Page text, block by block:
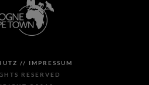
// IMPRESSUM
RESERVED